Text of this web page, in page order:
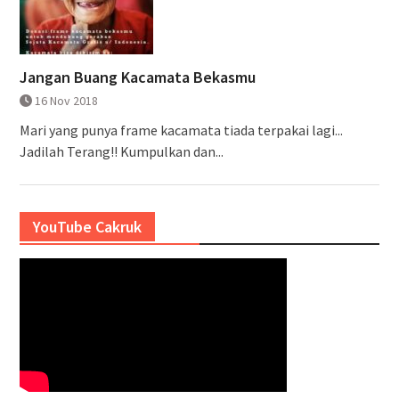
Jangan Buang Kacamata Bekasmu
16 Nov 2018
Mari yang punya frame kacamata tiada terpakai lagi...
Jadilah Terang!! Kumpulkan dan...
YouTube Cakruk